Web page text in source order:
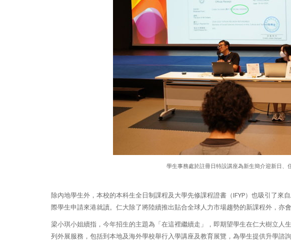
學生事務處於註冊日特設講座為新生簡介迎新日、
除內地學生外，本校的本科生全日制課程及大學先修課程證書（IFYP）也吸引了來
際學生申請來港就讀。仁大除了將陸續推出貼合全球人力市場趨勢的新課程外，亦
梁小琪小姐續指，今年招生的主題為「在這裡繼續走」，即期望學生在仁大樹立人
列外展服務，包括到本地及海外學校舉行入學講座及教育展覽，為學生提供升學諮